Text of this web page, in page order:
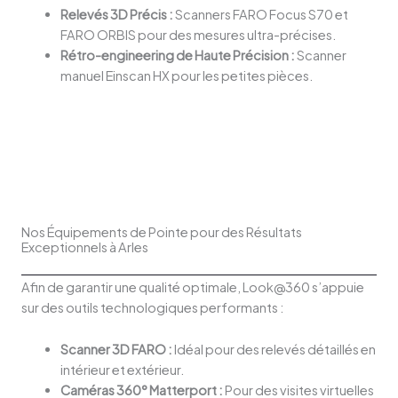
Relevés 3D Précis :Scanners FARO Focus S70 et
FARO ORBIS pour des mesures ultra-précises.
Rétro-engineering de Haute Précision :Scanner
manuel Einscan HX pour les petites pièces.
Nos Équipements de Pointe pour des Résultats
Exceptionnels à Arles
Afin de garantir une qualité optimale, Look@360 s’appuie
sur des outils technologiques performants :
Scanner 3D FARO : Idéal pour des relevés détaillés en
intérieur et extérieur.
Caméras 360° Matterport : Pour des visites virtuelles